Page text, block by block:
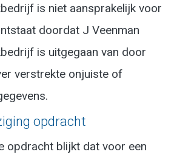
is niet aansprakelijk voor
doordat J Veenman
is uitgegaan van door
verstrekte onjuiste of
opdracht
opdracht blijkt dat voor een